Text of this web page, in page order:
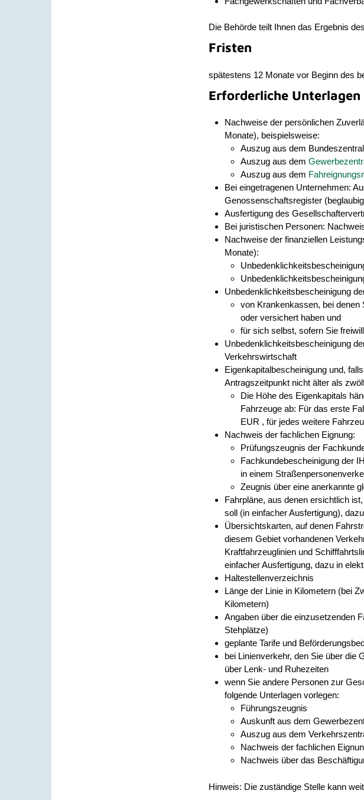
Die Behörde teilt Ihnen das Ergebnis
Fristen
spätestens 12 Monate vor Beginn des
Erforderliche Unterlagen
Nachweise der persönlichen
Monate), beispielsweise:
Auszug aus dem
Auszug aus dem
Auszug aus dem
Bei eingetragenen Unternehmen:
Genossenschaftsregister
Ausfertigung des
Bei juristischen Personen:
Nachweise der finanziellen
Monate):
Unbedenklichkeitsbescheinigung
von Krankenkassen, bei denen
oder versichert haben und
für sich selbst, sofern Sie
Unbedenklichkeitsbescheinigung
Verkehrswirtschaft
Eigenkapitalbescheinigung und,
Antragszeitpunkt nicht älter als
Die Höhe des Eigenkapitals
Fahrzeuge ab: Für das erste
EUR , für jedes weitere
Nachweis der fachlichen Eignung:
Prüfungszeugnis der
Fachkundebescheinigung der
in einem
Zeugnis über eine anerkannte
Fahrpläne, aus denen ersichtlich
soll (in einfacher Ausfertigung),
Übersichtskarten, auf denen
diesem Gebiet vorhandenen
Kraftfahrzeuglinien und
einfacher Ausfertigung, dazu in
Haltestellenverzeichnis
Länge der Linie in Kilometern (bei
Kilometern)
Angaben über die einzusetzenden
Stehplätze)
geplante Tarife und
bei Linienverkehr, den Sie über die
über Lenk- und Ruhezeiten
wenn Sie andere Personen zur
folgende Unterlagen vorlegen:
Führungszeugnis
Auskunft aus dem
Auszug aus dem
Nachweis der fachlichen
Nachweis über das
Hinweis: Die zuständige Stelle kann